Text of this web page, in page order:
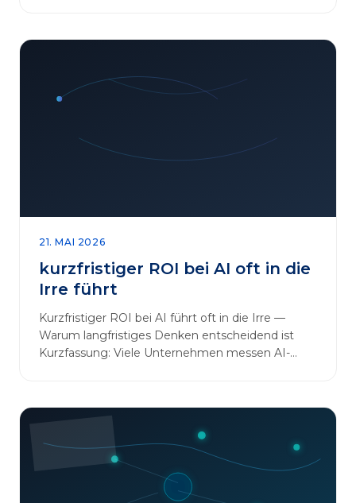
verschaffen. In diesem Artikel betrachten wir die
Projekte oft irreführend ist. Außerdem zeigen wir,
21. MAI 2026
kurzfristiger ROI bei AI oft in die
Irre führt
Kurzfristiger ROI bei AI führt oft in die Irre —
Warum langfristiges Denken entscheidend ist
Kurzfassung: Viele Unternehmen messen AI-